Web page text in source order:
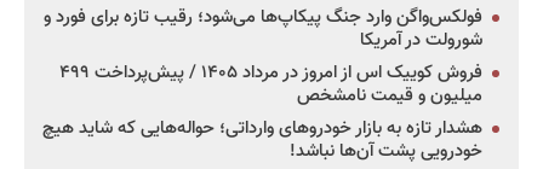
فولکس‌واگن وارد جنگ پیکاپ‌ها می‌شود؛ رقیب تازه برای فورد و
شورولت در آمریکا
فروش کوییک اس از امروز در مرداد ۱۴۰۵ / پیش‌پرداخت ۴۹۹
میلیون و قیمت نامشخص
هشدار تازه به بازار خودروهای وارداتی؛ حواله‌هایی که شاید هیچ
خودرویی پشت آن‌ها نباشد!